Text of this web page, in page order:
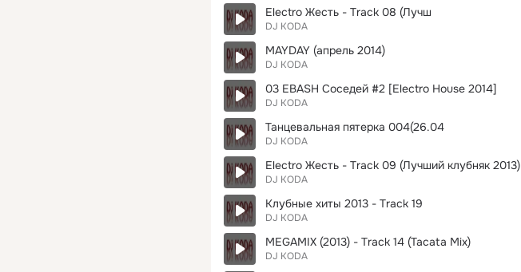
Electro Жесть - Track 08 (Лучш
DJ KODA
MAYDAY (апрель 2014)
DJ KODA
03 EBASH Соседей #2 [Electro House 2014]
DJ KODA
Танцевальная пятерка 004(26.04
DJ KODA
Electro Жесть - Track 09 (Лучший клубняк 2013)
DJ KODA
Клубные хиты 2013 - Track 19
DJ KODA
MEGAMIX (2013) - Track 14 (Tacata Mix)
DJ KODA